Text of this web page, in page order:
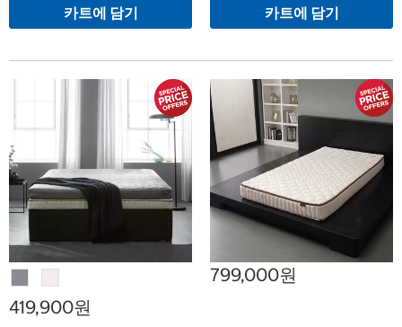
카트에 담기 카트에 담기
419,900원
799,000원